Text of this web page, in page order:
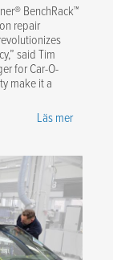
BenchRack™
repair
said Tim
for Car-O-
make it a
Läs mer